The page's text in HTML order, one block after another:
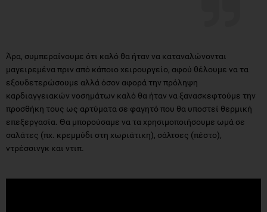
Άρα, συμπεραίνουμε ότι καλό θα ήταν να καταναλώνονται
μαγειρεμένα πριν από κάποιο χειρουργείο, αφού θέλουμε να τα
εξουδετερώσουμε αλλά όσον αφορά την πρόληψη
καρδιαγγειακών νοσημάτων καλό θα ήταν να ξανασκεφτούμε την
προσθήκη τους ως αρτύματα σε φαγητό που θα υποστεί θερμική
επεξεργασία. Θα μπορούσαμε να τα χρησιμοποιήσουμε ωμά σε
σαλάτες (πχ. κρεμμύδι στη χωριάτικη), σάλτσες (πέστο),
ντρέσσινγκ και ντιπ.